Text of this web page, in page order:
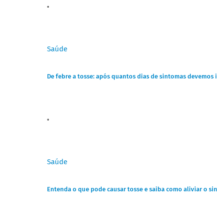
Saúde
De febre a tosse: após quantos dias de sintomas devemos
Saúde
Entenda o que pode causar tosse e saiba como aliviar o